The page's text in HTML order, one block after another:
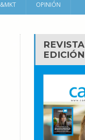
OPINIÓN